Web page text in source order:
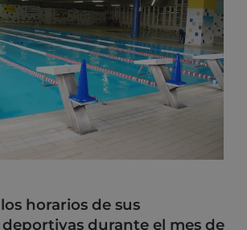
horarios de sus
durante el mes de